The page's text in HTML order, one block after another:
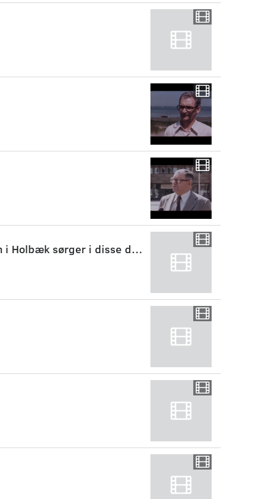
TVA. SET & SAGT. De værnepligtige ved kasernen i Holbæk sørger i disse dage for deres egen m..